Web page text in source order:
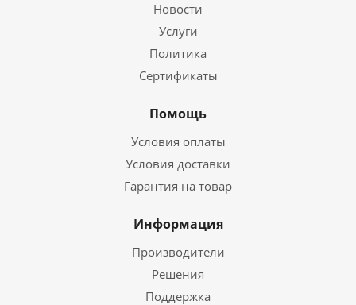
Новости
Услуги
Политика
Сертификаты
Помощь
Условия оплаты
Условия доставки
Гарантия на товар
Информация
Производители
Решения
Поддержка